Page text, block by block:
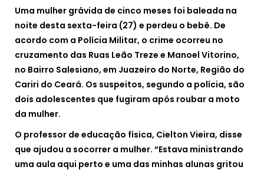
Uma mulher grávida de cinco meses foi baleada na
noite desta sexta-feira (27) e perdeu o bebê. De
acordo com a Polícia Militar, o crime ocorreu no
cruzamento das Ruas Leão Treze e Manoel Vitorino,
no Bairro Salesiano, em Juazeiro do Norte, Região do
Cariri do Ceará. Os suspeitos, segundo a polícia, são
dois adolescentes que fugiram após roubar a moto
da mulher.
O professor de educação física, Cielton Vieira, disse
que ajudou a socorrer a mulher. “Estava ministrando
uma aula aqui perto e uma das minhas alunas gritou